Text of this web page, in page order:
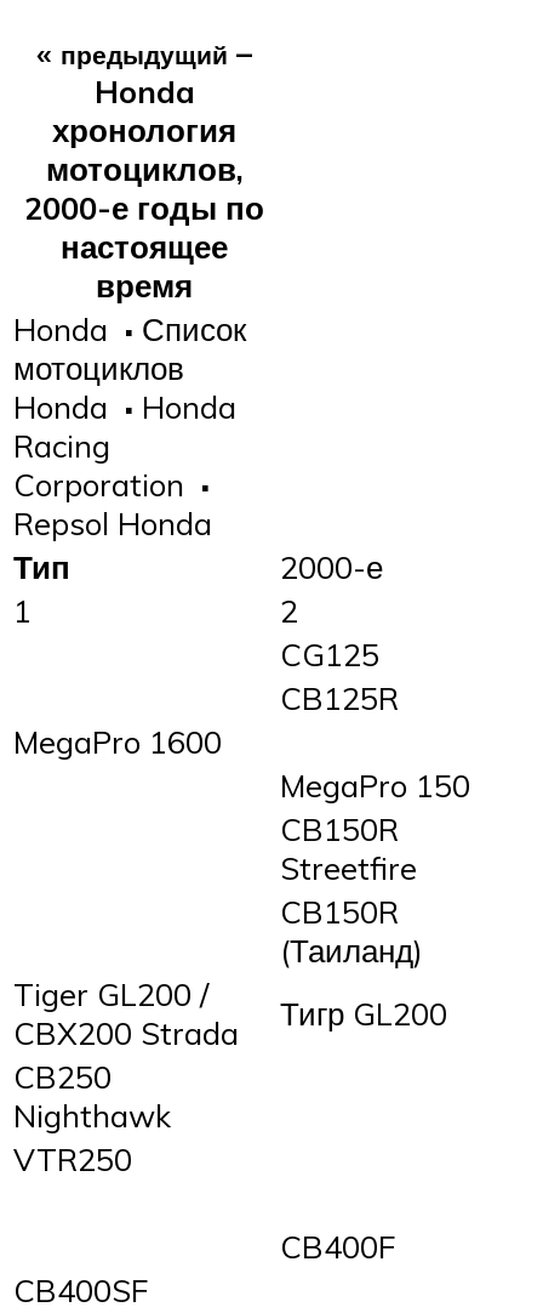
« предыдущий –
Honda
хронология
мотоциклов,
2000-е годы по
настоящее
время
Honda · Список
мотоциклов
Honda · Honda
Racing
Corporation ·
Repsol Honda
Тип
2000-е
1
2
CG125
CB125R
MegaPro 1600
MegaPro 150
CB150R
Streetfire
CB150R
(Таиланд)
Tiger GL200 /
CBX200 Strada
Тигр GL200
CB250
Nighthawk
VTR250
CB400F
CB400SF